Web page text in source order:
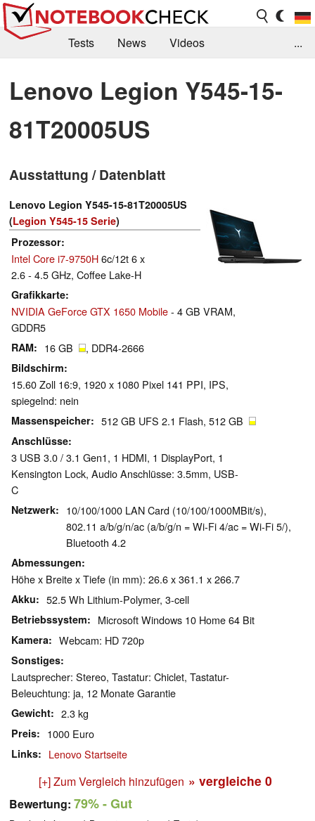
Tests News
Videos
Kaufberatung
Deals Suche
Jobs
Forum
...
Lenovo Legion Y545-15-
81T20005US
Ausstattung / Datenblatt
Lenovo Legion Y545-15-81T20005US
(Legion Y545-15 Serie)
Prozessor
Intel Core i7-9750H6c/12t 6 x
2.6 - 4.5 GHz, Coffee Lake-H
Grafikkarte
NVIDIA GeForce GTX 1650 Mobile- 4 GB VRAM,
GDDR5
RAM 16 GB , DDR4-2666
Bildschirm
15.60 Zoll 16:9, 1920 x 1080 Pixel 141 PPI, IPS,
spiegelnd: nein
Massenspeicher 512 GB UFS 2.1 Flash, 512 GB
Anschlüsse
3 USB 3.0 / 3.1 Gen1, 1 HDMI, 1 DisplayPort, 1
Kensington Lock, Audio Anschlüsse: 3.5mm, USB-
C
Netzwerk
10/100/1000 LAN Card (10/100/1000MBit/s),
802.11 a/b/g/n/ac (a/b/g/n = Wi-Fi 4/ac = Wi-Fi 5/),
Bluetooth 4.2
Abmessungen
Höhe x Breite x Tiefe (in mm): 26.6 x 361.1 x 266.7
Akku 52.5 Wh Lithium-Polymer, 3-cell
Betriebssystem Microsoft Windows 10 Home 64 Bit
Kamera Webcam: HD 720p
Sonstiges
Lautsprecher: Stereo, Tastatur: Chiclet, Tastatur-
Beleuchtung: ja, 12 Monate Garantie
Gewicht 2.3 kg
Preis 1000 Euro
Links Lenovo Startseite
[+] Zum Vergleich hinzufügen » vergleiche 0
Bewertung: 79%- Gut